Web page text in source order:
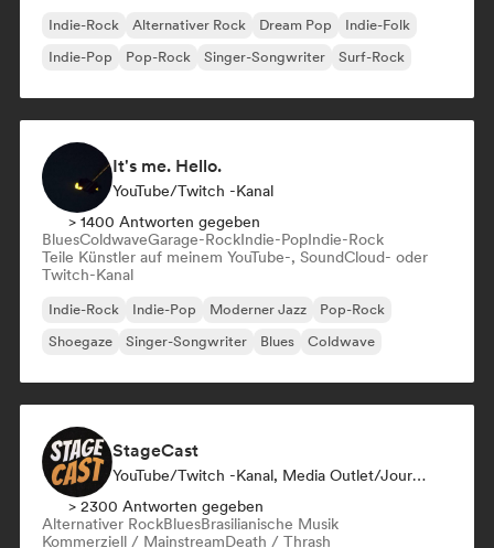
Indie-Rock Alternativer Rock Dream Pop
Indie-Folk
Indie-Pop
Pop-Rock Singer-Songwriter Surf-Rock
It's me. Hello.
YouTube/Twitch -Kanal
> 1400 Antworten gegeben
BluesColdwaveGarage-RockIndie-PopIndie-Rock
Teile Künstler auf meinem YouTube-, SoundCloud- oder
Twitch-Kanal
Indie-Rock Indie-Pop Moderner Jazz
Pop-Rock
Shoegaze
Singer-Songwriter Blues Coldwave
StageCast
YouTube/Twitch -Kanal, Media Outlet/Journalist, Mentorin, Social Media Influencer, Sound Experte
> 2300 Antworten gegeben
Alternativer RockBluesBrasilianische Musik
Kommerziell / MainstreamDeath / Thrash